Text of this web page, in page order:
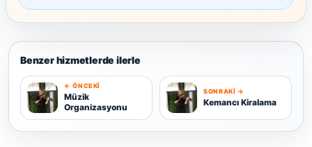
Benzer hizmetlerde ilerle
M
← ÖNCEKI
Müzik
Organizasyonu
K SONRAKI →
Kemancı Kiralama